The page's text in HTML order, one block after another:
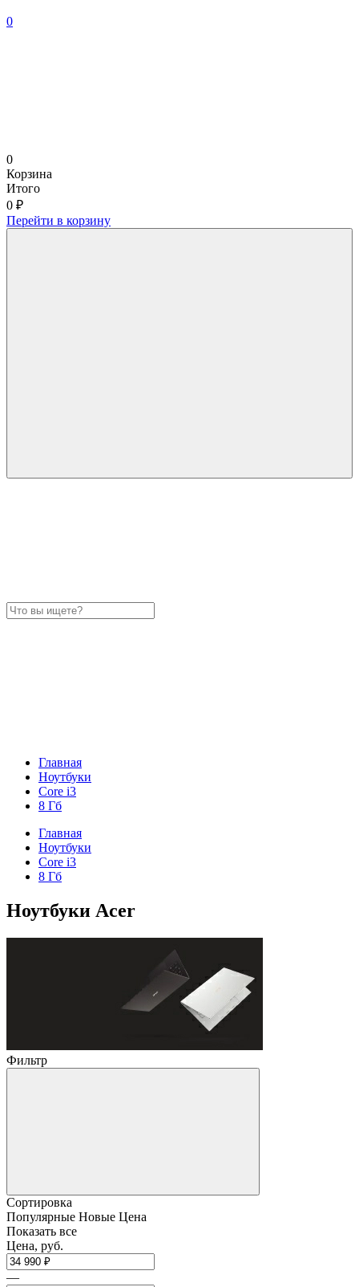
0
0
Корзина
Итого
0 ₽
Перейти в корзину
Главная
Ноутбуки
Core i3
8 Гб
Главная
Ноутбуки
Core i3
8 Гб
Ноутбуки Acer
Фильтр
Сортировка
Популярные Новые Цена
Показать все
Цена, руб.
—